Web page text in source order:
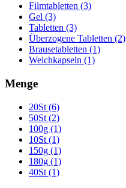
Filmtabletten (3)
Gel (3)
Tabletten (3)
Überzogene Tabletten (2)
Brausetabletten (1)
Weichkapseln (1)
Menge
20St (6)
50St (2)
100g (1)
10St (1)
150g (1)
180g (1)
40St (1)